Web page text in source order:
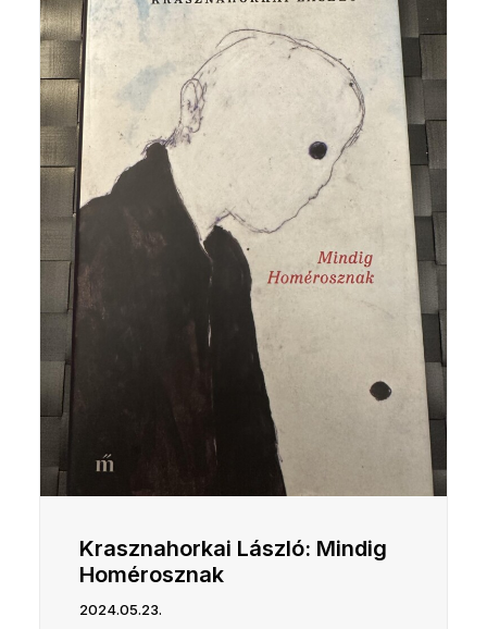
Krasznahorkai László: Mindig ​
Homérosznak
2024.05.23.